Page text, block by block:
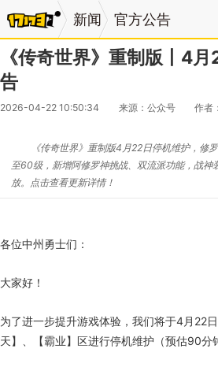
新闻 官方公告
《传奇世界》重制版丨4
告
2026-04-22 10:50:34 来源：公众号 作者
《传奇世界》重制版4月22日停机维护，修
至60级，新增阿修罗神挑战、双流派功能，战神
放。点击查看更新详情！
各位中州勇士们：
大家好！
为了进一步提升游戏体验，我们将于4月22
天】、【霸业】区进行停机维护（预估90分